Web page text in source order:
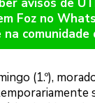
Foz no
na comunidade
(1.º),